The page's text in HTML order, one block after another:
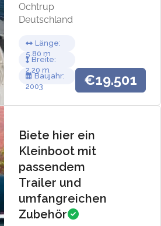
Ochtrup
Deutschland
5.80
Länge
2.20
Breite
2003
Baujahr €19.501
Biete hier ein
Kleinboot mit
passendem
Trailer und
umfangreichen
Zubehör